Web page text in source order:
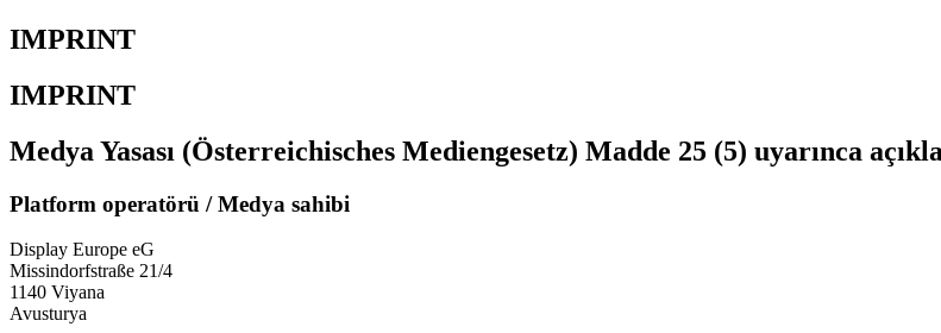
IMPRINT
IMPRINT
Medya Yasası (Österreichisches Mediengesetz) Madde 25 (5) uyarınca
Platform operatörü / Medya sahibi
Display Europe eG
Missindorfstraße 21/4
1140 Viyana
Avusturya